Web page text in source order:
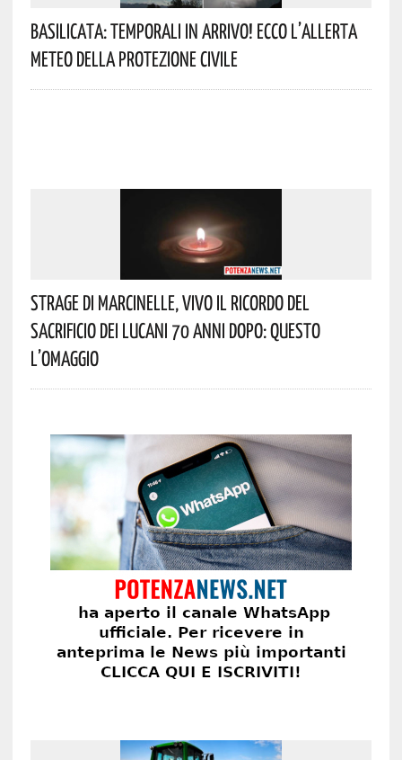
Basilicata: Temporali In Arrivo! Ecco L’allerta
Meteo Della Protezione Civile
Strage Di Marcinelle, Vivo Il Ricordo Del
Sacrificio Dei Lucani 70 Anni Dopo: Questo
L’omaggio